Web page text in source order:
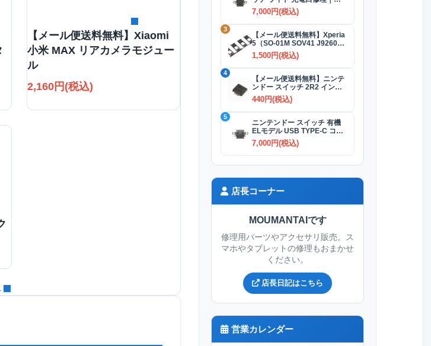
【メール便送料無料】Xiaomi
小米 MAX リアカメラモジュー
ル
2,160円(税込)
USB-Cコネクター 交換修理
7,000円(税込)
3
【メール便送料無料】Xperia
5（SO-01M SOV41 J9260）
SIMカードトレイ 全4色
1,500円(税込)
4
【メール便送料無料】ニンテ
ンドー スイッチ 2R2 インダ
クタ(コイル)
440円(税込)
5
ニンテンドー スイッチ 有機
ELモデル USB TYPE-C コネ
クター交換修理
7,000円(税込)
店長コーナー
MOUMANTAIです
修理用パーツやアクセサリ販売。ス
マホやタブレットの修理もおまかせ
ください。
店長日記はこちら
営業カレンダー